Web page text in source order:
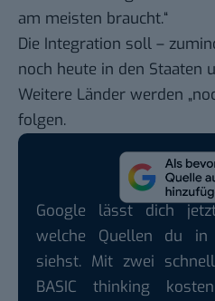
am meisten braucht.“
Die Integration soll –
noch heute in den Staaten
Weitere Länder werden
folgen.
Google lässt dich
welche Quellen du in
siehst. Mit zwei
BASIC thinking